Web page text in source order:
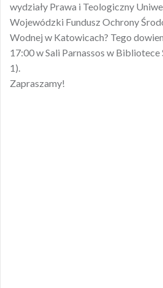
wydziały Prawa i Teologiczny
Wojewódzki Fundusz Ochrony
Wodnej w Katowicach? Tego
17:00 w Sali Parnassos w Bibliotece
1).
Zapraszamy!